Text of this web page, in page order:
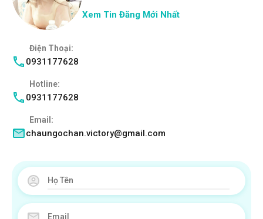
Xem Tin Đăng Mới Nhất
Điện Thoại:
0931177628
Hotline:
0931177628
Email:
chaungochan.victory@gmail.com